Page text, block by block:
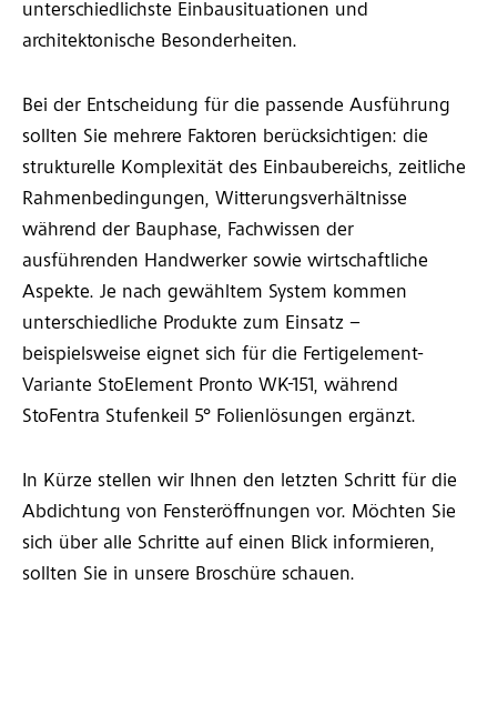
unterschiedlichste Einbausituationen und
architektonische Besonderheiten.
Bei der Entscheidung für die passende Ausführung
sollten Sie mehrere Faktoren berücksichtigen: die
strukturelle Komplexität des Einbaubereichs, zeitliche
Rahmenbedingungen, Witterungsverhältnisse
während der Bauphase, Fachwissen der
ausführenden Handwerker sowie wirtschaftliche
Aspekte. Je nach gewähltem System kommen
unterschiedliche Produkte zum Einsatz –
beispielsweise eignet sich für die Fertigelement-
Variante StoElement Pronto WK-151, während
StoFentra Stufenkeil 5° Folienlösungen ergänzt.
In Kürze stellen wir Ihnen den letzten Schritt für die
Abdichtung von Fensteröffnungen vor. Möchten Sie
sich über alle Schritte auf einen Blick informieren,
sollten Sie in unsere Broschüre schauen.